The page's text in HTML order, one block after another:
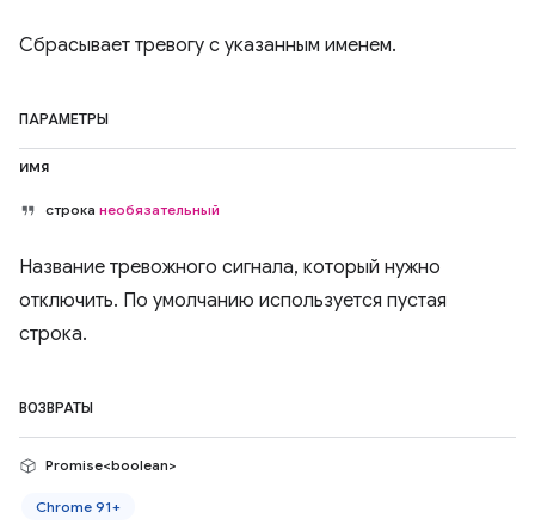
Сбрасывает тревогу с указанным именем.
ПАРАМЕТРЫ
имя
строка необязательный
Название тревожного сигнала, который нужно
отключить. По умолчанию используется пустая
строка.
ВОЗВРАТЫ
Promise<boolean>
Chrome 91+